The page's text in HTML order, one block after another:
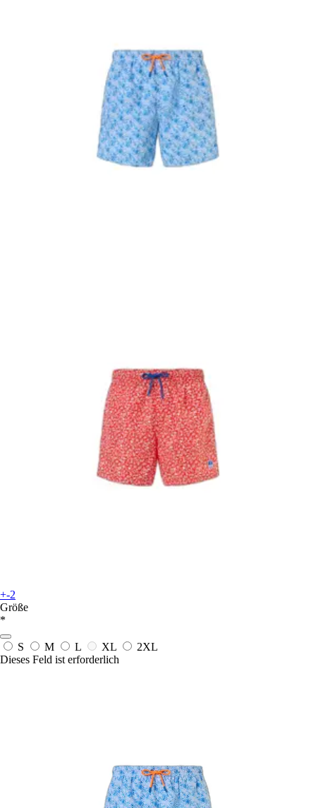
+-2
Größe
*
S M L XL
2XL
Dieses Feld ist erforderlich